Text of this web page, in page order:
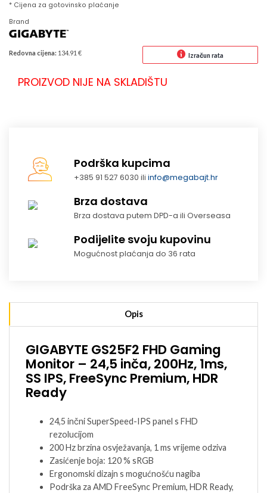
* Cijena za gotovinsko plaćanje
Brand
Redovna cijena: 134.91 € Izračun rata
PROIZVOD NIJE NA SKLADIŠTU
Podrška kupcima
+385 91 527 6030 iliinfo@megabajt.hr
Brza dostava
Brza dostava putem DPD-a ili Overseasa
Podijelite svoju kupovinu
Mogućnost plaćanja do 36 rata
Opis
GIGABYTE GS25F2 FHD Gaming
Monitor – 24,5 inča, 200Hz, 1ms,
SS IPS, FreeSync Premium, HDR
Ready
24,5 inčni SuperSpeed-IPS panel s FHD
rezolucijom
200 Hz brzina osvježavanja, 1 ms vrijeme odziva
Zasićenje boja: 120 % sRGB
Ergonomski dizajn s mogućnošću nagiba
Podrška za AMD FreeSync Premium, HDR Ready,